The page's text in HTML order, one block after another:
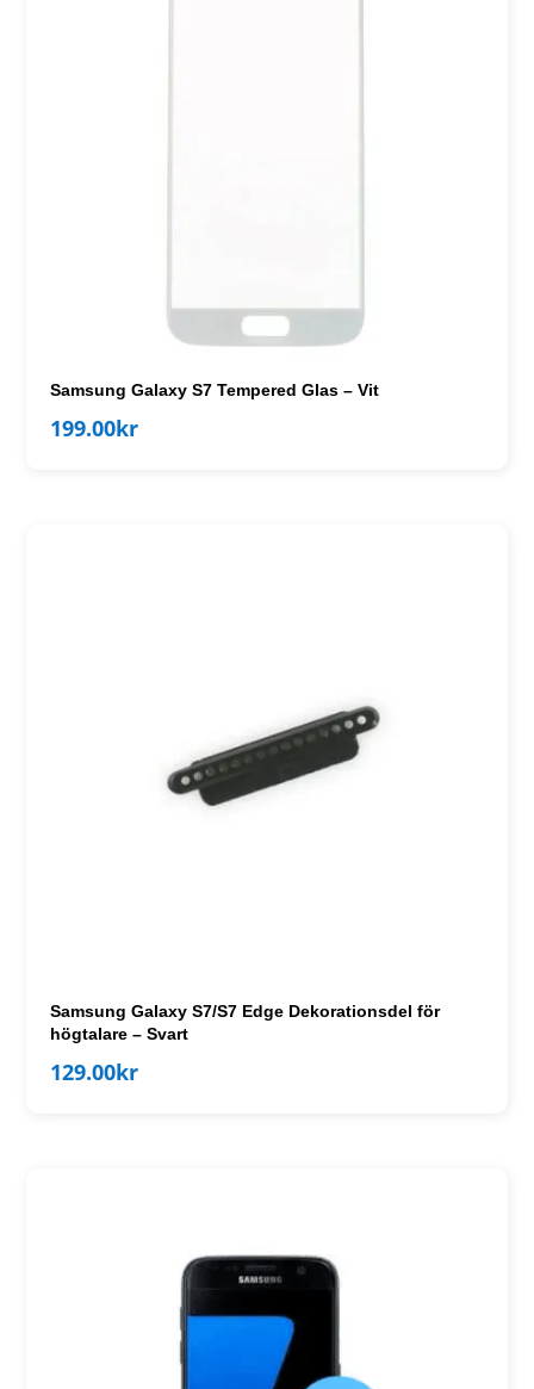
Samsung Galaxy S7 Tempered Glas – Vit
199.00kr
Samsung Galaxy S7/S7 Edge Dekorationsdel för
högtalare – Svart
129.00kr